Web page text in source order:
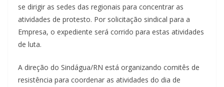
se dirigir as sedes das regionais para concentrar as
atividades de protesto. Por solicitação sindical para a
Empresa, o expediente será corrido para estas atividades
de luta.
A direção do Sindágua/RN está organizando comitês de
resistência para coordenar as atividades do dia de